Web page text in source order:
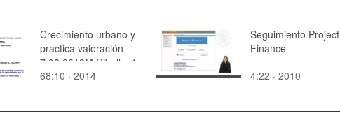
Crecimiento urbano y
practica valoración
7.02.2013M.Ribelles1
68:10 · 2014
Seguimiento Project
Finance
4:22 · 2010